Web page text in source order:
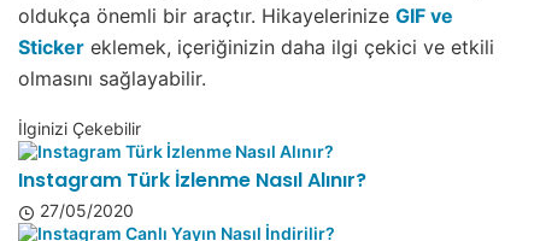
oldukça önemli bir araçtır. Hikayelerinize GIF ve
Sticker eklemek, içeriğinizin daha ilgi çekici ve etkili
olmasını sağlayabilir.
İlginizi Çekebilir
Instagram Türk İzlenme Nasıl Alınır?
27/05/2020